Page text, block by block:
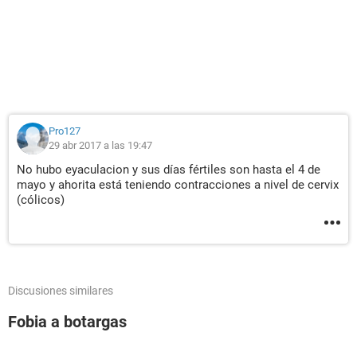
Pro127
29 abr 2017 a las 19:47
No hubo eyaculacion y sus días fértiles son hasta el 4 de
mayo y ahorita está teniendo contracciones a nivel de cervix
(cólicos)
Discusiones similares
Fobia a botargas